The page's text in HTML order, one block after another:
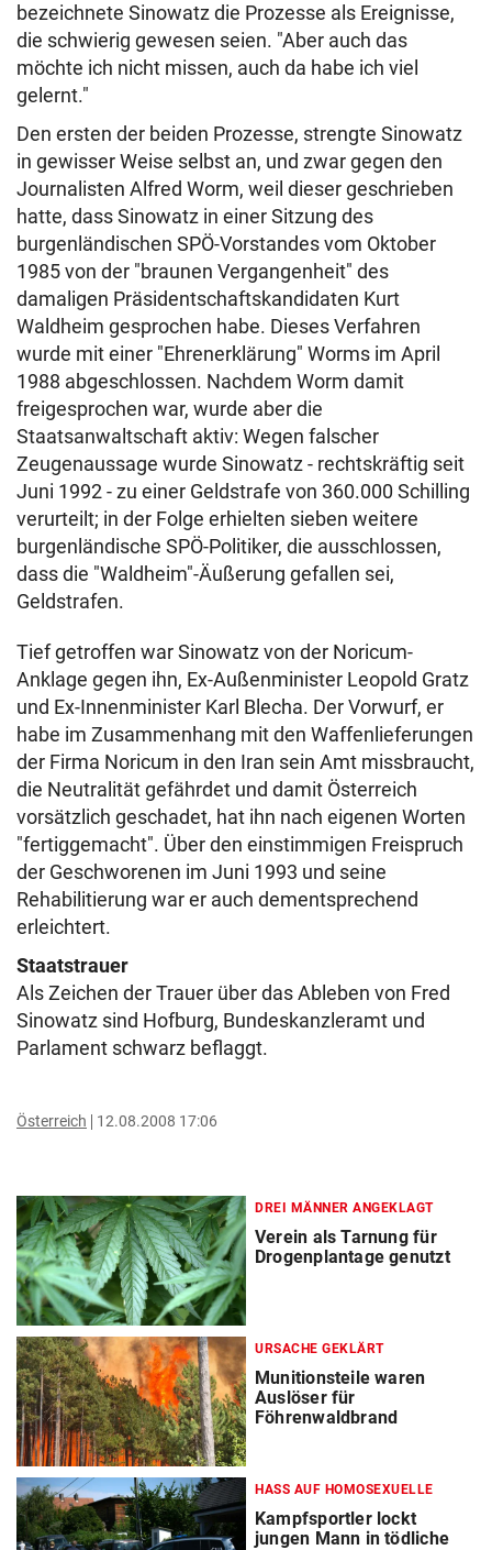
bezeichnete Sinowatz die Prozesse als Ereignisse,
die schwierig gewesen seien. "Aber auch das
möchte ich nicht missen, auch da habe ich viel
gelernt."
Den ersten der beiden Prozesse, strengte Sinowatz
in gewisser Weise selbst an, und zwar gegen den
Journalisten Alfred Worm, weil dieser geschrieben
hatte, dass Sinowatz in einer Sitzung des
burgenländischen SPÖ-Vorstandes vom Oktober
1985 von der "braunen Vergangenheit" des
damaligen Präsidentschaftskandidaten Kurt
Waldheim gesprochen habe. Dieses Verfahren
wurde mit einer "Ehrenerklärung" Worms im April
1988 abgeschlossen. Nachdem Worm damit
freigesprochen war, wurde aber die
Staatsanwaltschaft aktiv: Wegen falscher
Zeugenaussage wurde Sinowatz - rechtskräftig seit
Juni 1992 - zu einer Geldstrafe von 360.000 Schilling
verurteilt; in der Folge erhielten sieben weitere
burgenländische SPÖ-Politiker, die ausschlossen,
dass die "Waldheim"-Äußerung gefallen sei,
Geldstrafen.
Tief getroffen war Sinowatz von der Noricum-
Anklage gegen ihn, Ex-Außenminister Leopold Gratz
und Ex-Innenminister Karl Blecha. Der Vorwurf, er
habe im Zusammenhang mit den Waffenlieferungen
der Firma Noricum in den Iran sein Amt missbraucht,
die Neutralität gefährdet und damit Österreich
vorsätzlich geschadet, hat ihn nach eigenen Worten
"fertiggemacht". Über den einstimmigen Freispruch
der Geschworenen im Juni 1993 und seine
Rehabilitierung war er auch dementsprechend
erleichtert.
Staatstrauer
Als Zeichen der Trauer über das Ableben von Fred
Sinowatz sind Hofburg, Bundeskanzleramt und
Parlament schwarz beflaggt.
Österreich 12.08.2008 17:06
DREI MÄNNER ANGEKLAGT
Verein als Tarnung für
Drogenplantage genutzt
URSACHE GEKLÄRT
Munitionsteile waren
Auslöser für
Föhrenwaldbrand
HASS AUF HOMOSEXUELLE
Kampfsportler lockt
jungen Mann in tödliche